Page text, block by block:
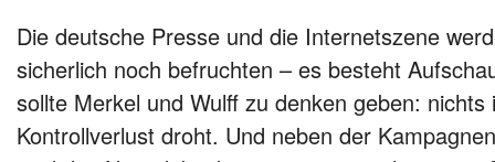
Die deutsche Presse und die Internetszene
sicherlich noch befruchten – es besteht
sollte Merkel und Wulff zu denken geben:
Kontrollverlust droht. Und neben der